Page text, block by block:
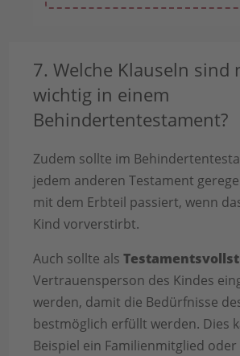
7. Welche Klauseln sind
wichtig in einem
Behindertentestament?
Zudem sollte im
jedem anderen Testament
mit dem Erbteil passiert, wenn
Kind vorverstirbt.
Auch sollte als
Vertrauensperson des Kindes
werden, damit die Bedürfnisse
bestmöglich erfüllt werden. Dies
Beispiel ein Familienmitglied